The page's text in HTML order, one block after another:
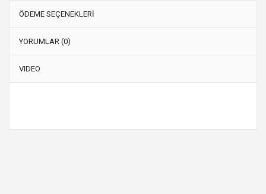
ÖDEME SEÇENEKLERİ
YORUMLAR (0)
VIDEO